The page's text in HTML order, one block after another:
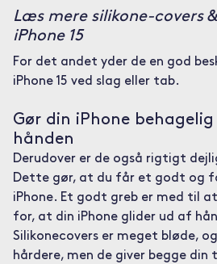
Læs mere silikone-covers
iPhone 15
For det andet yder de en god
iPhone 15 ved slag eller tab.
Gør din iPhone
hånden
Derudover er de også rigtigt
Dette gør, at du får et godt og
iPhone. Et godt greb er med til
for, at din iPhone glider ud af
Silikonecovers er meget bløde,
hårdere, men de giver begge din